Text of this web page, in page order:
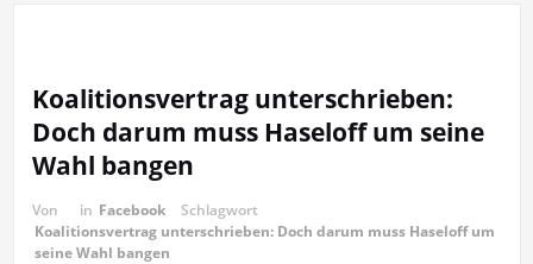
Koalitionsvertrag unterschrieben:
Doch darum muss Haseloff um seine
Wahl bangen
Von in Facebook
Schlagwort
Koalitionsvertrag unterschrieben: Doch darum muss Haseloff um
seine Wahl bangen